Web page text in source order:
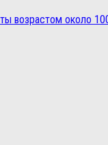
возрастом около